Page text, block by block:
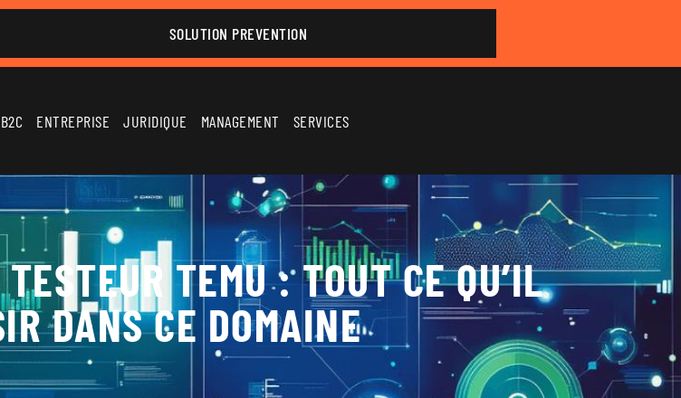
SOLUTION PREVENTION
B2C ENTREPRISE JURIDIQUE MANAGEMENT SERVICES
TEMU : TOUT CE QU’IL
DANS CE DOMAINE